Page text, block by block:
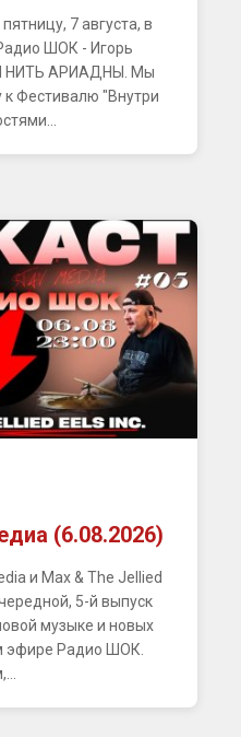
7 августа, в
ШОК - Игорь
НИТЬ АРИАДНЫ. Мы
Фестивалю "Внутри
(6.08.2026)
и Max & The Jellied
5-й выпуск
музыке и новых
эфире Радио ШОК.